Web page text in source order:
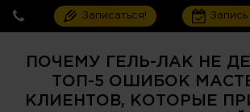
Записаться!
ПОЧЕМУ ГЕЛЬ-ЛАК НЕ
ТОП-5 ОШИБОК
КЛИЕНТОВ, КОТОРЫЕ